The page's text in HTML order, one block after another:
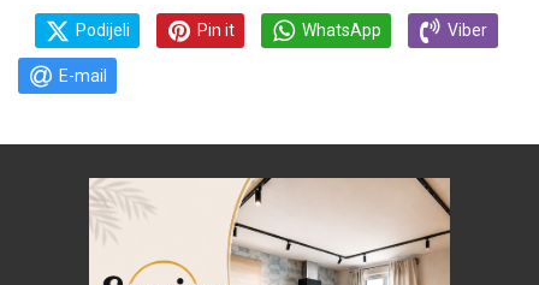
Podijeli Pin it WhatsApp Viber
E-mail